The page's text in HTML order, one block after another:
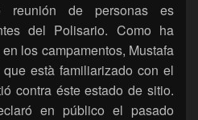
reunión de personas es
del Polisario. Como ha
los campamentos, Mustafa
està familiarizado con el
contra éste estado de sitio.
en público el pasado